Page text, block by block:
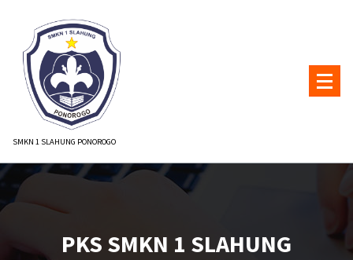
konten
SMKN 1 SLAHUNG PONOROGO
PKS SMKN 1 SLAHUNG